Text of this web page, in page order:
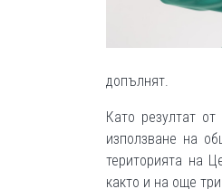
допълнят.
Като резултат
използване на
територията на
както и на още